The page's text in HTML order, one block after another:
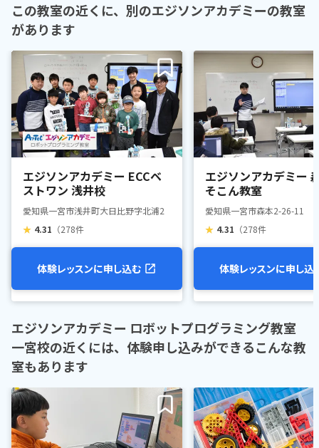
この教室の近くに、別のエジソンアカデミーの教室
があります
エジソンアカデミー ECCベ
ストワン 浅井校
愛知県一宮市浅井町大日比野字北浦2
★ 4.31 （278件
体験レッスンに申し込む
エジソンアカデミー
そこん教室
愛知県一宮市森本2-26-11
★ 4.31 （278件
体験レッスンに申し込
エジソンアカデミー ロボットプログラミング教室
一宮校の近くには、体験申し込みができるこんな教
室もあります